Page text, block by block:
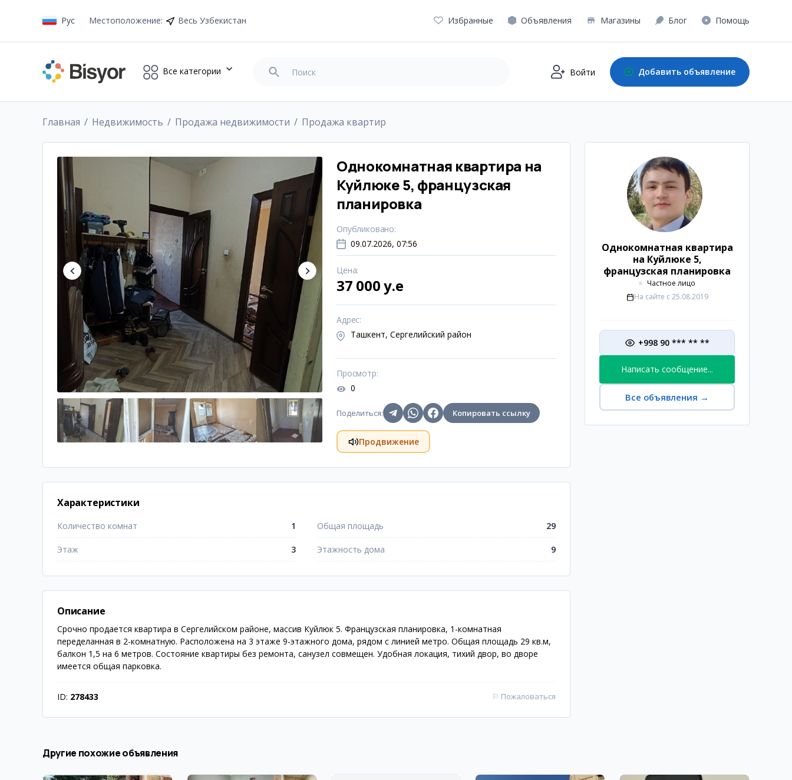
Рус Местоположение: Весь Узбекистан Избранные Объявления Магазины Блог Помощь
Все категории Войти Добавить объявление
Главная Недвижимость Продажа недвижимости Продажа квартир
Однокомнатная квартира на
Куйлюке 5, французская
планировка
Опубликовано:
09.07.2026, 07:56
Цена:
37 000 y.e
Адрес:
Ташкент, Сергелийский район
Просмотр:
0
Поделиться: Копировать ссылку
Продвижение
Характеристики
Количество комнат 1 Общая площадь 29
Этаж 3 Этажность дома 9
Описание
Срочно продается квартира в Сергелийском районе, массив Куйлюк 5. Французская планировка, 1-комнатная
переделанная в 2-комнатную. Расположена на 3 этаже 9-этажного дома, рядом с линией метро. Общая площадь 29 кв.м,
балкон 1,5 на 6 метров. Состояние квартиры без ремонта, санузел совмещен. Удобная локация, тихий двор, во дворе
имеется общая парковка.
ID: 278433 ⚐ Пожаловаться
Однокомнатная квартира
на Куйлюке 5,
французская планировка
Частное лицо
На сайте с 25.08.2019
+998 90 *** ** **
Написать сообщение...
Все объявления →
Другие похожие объявления